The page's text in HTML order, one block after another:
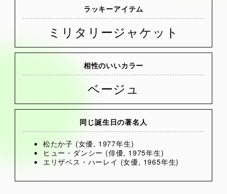
ラッキーアイテム
ミリタリージャケット
相性のいいカラー
ベージュ
同じ誕生日の著名人
松たか子 (女優, 1977年生)
ヒュー・ダンシー (俳優, 1975年生)
エリザベス・ハーレイ (女優, 1965年生)